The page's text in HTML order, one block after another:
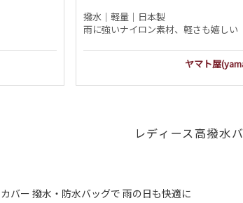
撥水｜軽量｜日本製
雨に強いナイロン素材、軽さも嬉しい
ヤマト屋
レディース高撥水
バー 撥水・防水バッグで 雨の日も快適に